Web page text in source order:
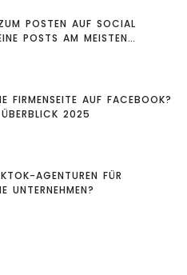
POSTEN AUF SOCIAL
POSTS AM MEISTEN
FIRMENSEITE AUF FACEBOOK?
2025
AGENTUREN FÜR
UNTERNEHMEN?